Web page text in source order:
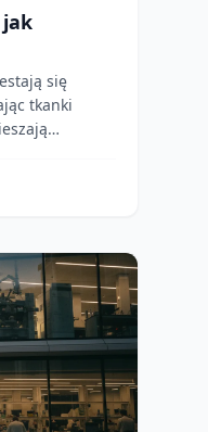
jak
się
tkanki